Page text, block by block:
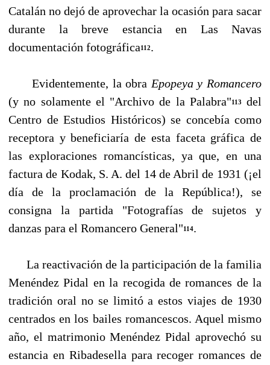
Catalán no dejó de aprovechar la ocasión para sacar
durante la breve estancia en Las Navas
documentación fotográfica112.
Evidentemente, la obra Epopeya y Romancero
(y no solamente el "Archivo de la Palabra"113
del
Centro de Estudios Históricos) se concebía como
receptora y beneficiaría de esta faceta gráfica de
las exploraciones romancísticas, ya que, en una
factura de Kodak, S. A. del 14 de Abril de 1931 (¡el
día de la proclamación de la República!), se
consigna la partida "Fotografías de suje­tos y
danzas para el Romancero General"114.
La reactivación de la participación de la familia
Menéndez Pidal en la recogida de romances de la
tradición oral no se limitó a estos viajes de 1930
centrados en los bailes romancescos. Aquel mismo
año, el matrimonio Menéndez Pidal aprovechó su
estancia en Ribadesella para recoger romances de